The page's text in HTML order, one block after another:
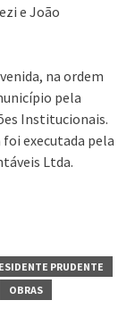
e João
na ordem
pela
Institucionais.
executada pela
Ltda.
PRUDENTE
OBRAS